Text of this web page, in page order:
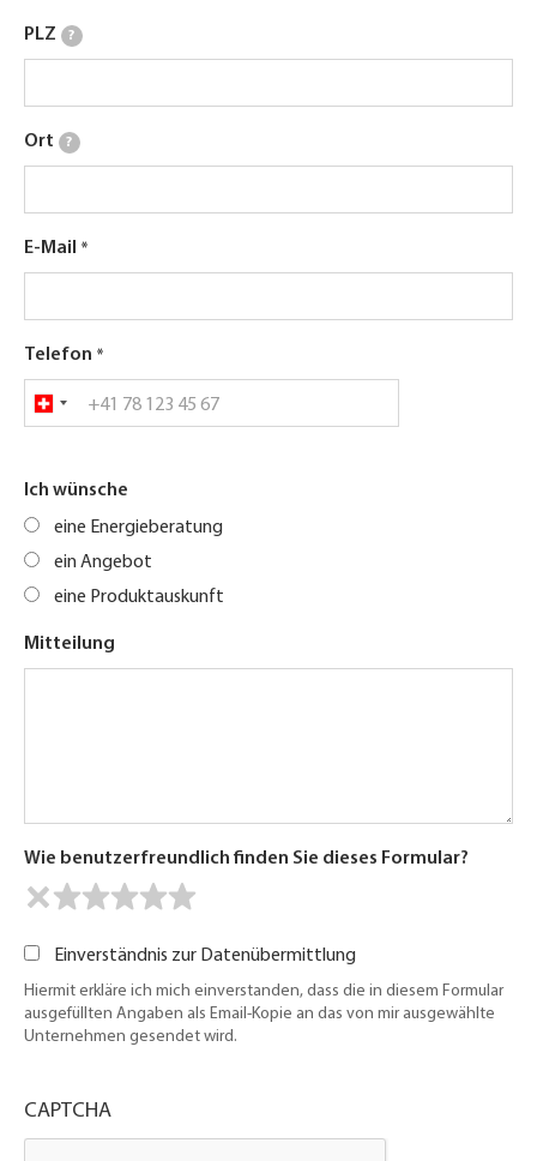
PLZ ?
Ort ?
E-Mail
Telefon
Ich wünsche
eine Energieberatung
ein Angebot
eine Produktauskunft
Mitteilung
Wie benutzerfreundlich finden Sie dieses Formular?
Einverständnis zur Datenübermittlung
Hiermit erkläre ich mich einverstanden, dass die in diesem Formular
ausgefüllten Angaben als Email-Kopie an das von mir ausgewählte
Unternehmen gesendet wird.
CAPTCHA